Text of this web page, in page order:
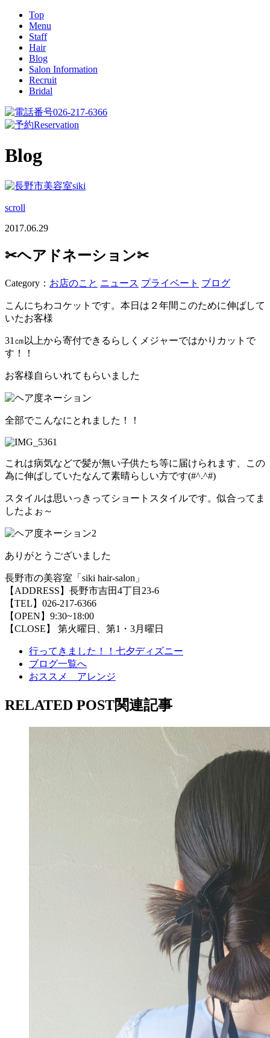
Top
Menu
Staff
Hair
Blog
Salon Information
Recruit
Bridal
026-217-6366
Reservation
Blog
scroll
2017.06.29
✂ヘアドネーション✂
Category： お店のこと ニュース プライベート ブログ
こんにちわコケットです。本日は２年間このために伸ばして
いたお客様
31㎝以上から寄付できるらしくメジャーではかりカットで
す！！
お客様自らいれてもらいました
全部でこんなにとれました！！
これは病気などで髪が無い子供たち等に届けられます、この
為に伸ばしていたなんて素晴らしい方です(#^.^#)
スタイルは思いっきってショートスタイルです。似合ってま
したよぉ～
ありがとうございました
長野市の美容室「siki hair-salon」
【ADDRESS】長野市吉田4丁目23-6
【TEL】026-217-6366
【OPEN】9:30~18:00
【CLOSE】 第火曜日、第1・3月曜日
行ってきました！！七夕ディズニー
ブログ一覧へ
おススメ アレンジ
RELATED POST関連記事